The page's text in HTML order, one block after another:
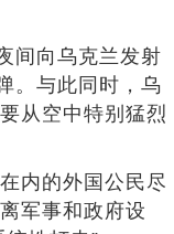
间向乌克兰发射
。与此同时，乌
从空中特别猛烈
内的外国公民尽
军事和政府设